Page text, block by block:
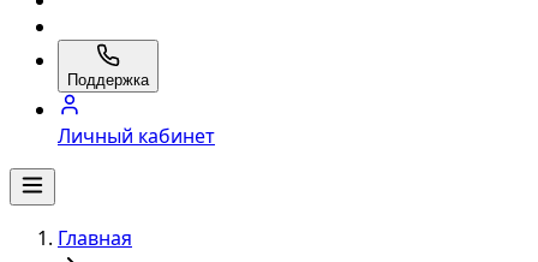
Поддержка
Личный кабинет
Главная